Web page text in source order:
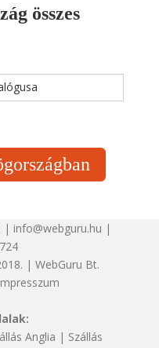
összes
| info@webguru.hu |
| WebGuru Bt.
Anglia | Szállás